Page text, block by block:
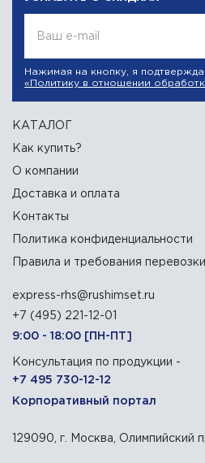
Ваш e-mail
Нажимая на кнопку, я
«Политику в отношении
КАТАЛОГ
Как купить?
О компании
Доставка и оплата
Контакты
Политика конфиденциальности
Правила и требования
express-rhs@rushimset.ru
+7 (495) 221-12-01
9:00 - 18:00 [ПН-ПТ]
Консультация по продукции -
+7 495 730-12-12
Корпоративный портал
129090, г. Москва, Олимпийский